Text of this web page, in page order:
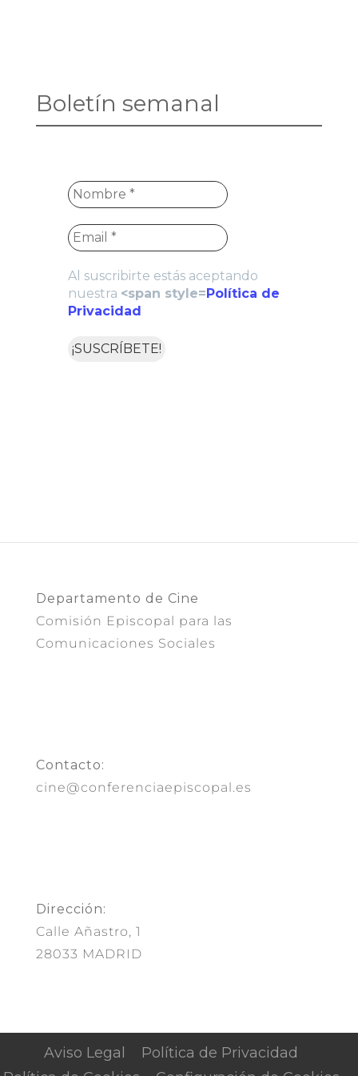
Boletín semanal
Al suscribirte estás aceptando
nuestra <span style= Política de
Privacidad
Departamento de Cine
Comisión Episcopal para las
Comunicaciones Sociales
Contacto:
cine@conferenciaepiscopal.es
Dirección:
Calle Añastro, 1
28033 MADRID
Aviso Legal
Política de Privacidad